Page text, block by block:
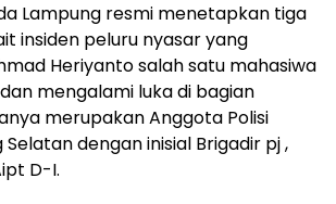
Lampung resmi menetapkan tiga
insiden peluru nyasar yang
Heriyanto salah satu mahasiwa
mengalami luka di bagian
merupakan Anggota Polisi
Selatan dengan inisial Brigadir pj ,
D-I.